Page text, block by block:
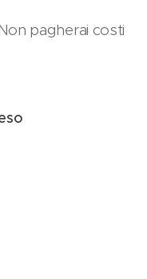
pagherai costi